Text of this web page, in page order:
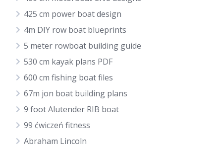
425 cm power boat design
4m DIY row boat blueprints
5 meter rowboat building guide
530 cm kayak plans PDF
600 cm fishing boat files
67m jon boat building plans
9 foot Alutender RIB boat
99 ćwiczeń fitness
Abraham Lincoln